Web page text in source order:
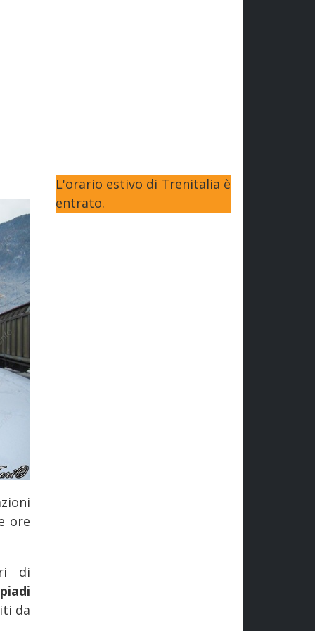
ore
di
da
L'orario estivo di Trenitalia è
entrato.